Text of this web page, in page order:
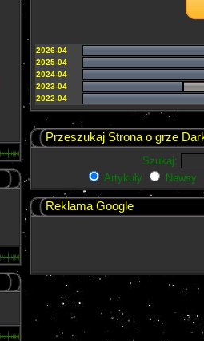
2026-04
2025-04
2024-04
2023-04
2022-04
Przeszukaj Strona o grze
Szukaj:
Artykuły
Newsy
Reklama Google